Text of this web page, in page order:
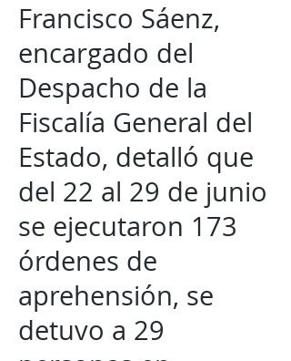
Francisco Sáenz,
encargado del
Despacho de la
Fiscalía General del
Estado, detalló que
del 22 al 29 de junio
se ejecutaron 173
órdenes de
aprehensión, se
detuvo a 29